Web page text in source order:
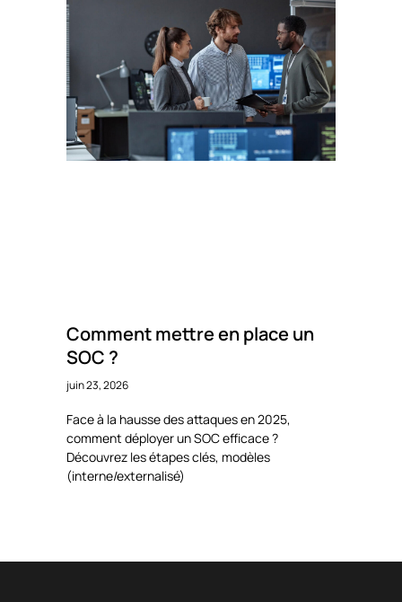
Comment mettre en place un
SOC ?
juin 23, 2026
Face à la hausse des attaques en 2025,
comment déployer un SOC efficace ?
Découvrez les étapes clés, modèles
(interne/externalisé)